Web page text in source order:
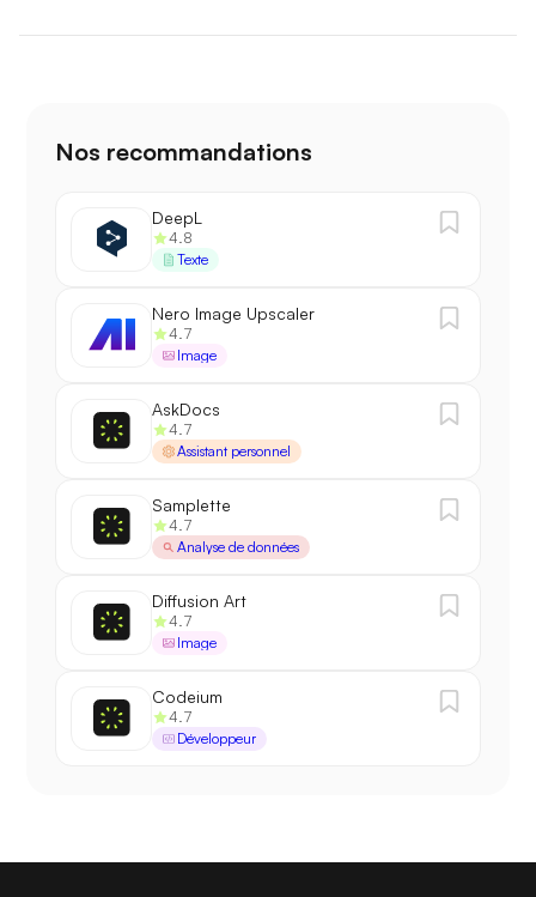
Nos recommandations
DeepL
4.8
Texte
Nero Image Upscaler
4.7
Image
AskDocs
4.7
Assistant personnel
Samplette
4.7
Analyse de données
Diffusion Art
4.7
Image
Codeium
4.7
Développeur